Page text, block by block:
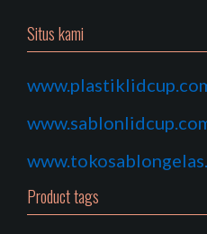
Situs kami
Product tags